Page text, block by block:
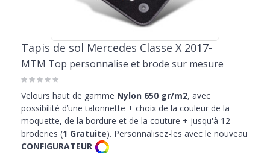
Le catalogue proposeprotections de coffre sur mesure
modèle. Une proposition très charmante et sur mesure aux
dimensions du plancher de la voiture, et qui peut devenir tienne à
un prix spécial grâce aux nombreuses promotions dédiées à la
vente en ligne et présents dans la vitrine. Découvrez les offres de
MTMShop et choisissez maintenant le bac et les tapis de sol pour
votre Classe X.
Tapis de sol Mercedes Classe X 2017-
MTM Top personnalise et brode sur mesure
Velours haut de gamme Nylon 650 gr/m2, avec
possibilité d’une talonnette + choix de la couleur de la
moquette, de la bordure et de la couture + jusqu'à 12
broderies (1 Gratuite). Personnalisez-les avec le nouveau
CONFIGURATEUR